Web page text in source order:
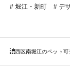
堀江・新町
デ
南堀江のペット可
西区